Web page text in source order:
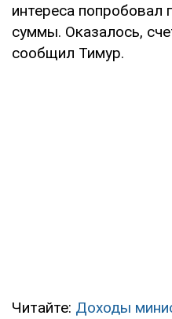
интереса попробовал
суммы. Оказалось,
сообщил Тимур.
Читайте: Доходы